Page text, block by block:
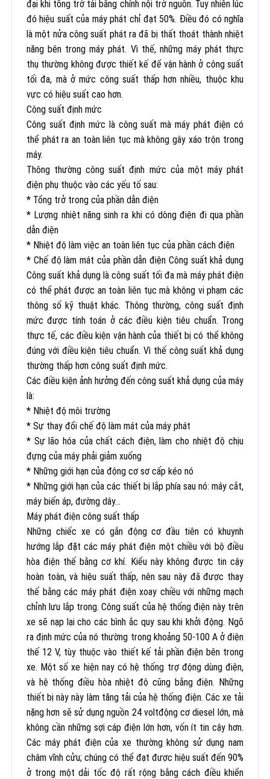
đại khi tổng trở tải bằng chính nội trở nguồn. Tuy nhiên lúc
đó hiệu suất của máy phát chỉ đạt 50%. Điều đó có nghĩa
là một nửa công suất phát ra đã bị thất thoát thành nhiệt
năng bên trong máy phát. Vì thế, những máy phát thực
thụ thường không được thiết kế để vận hành ở công suất
tối đa, mà ở mức công suất thấp hơn nhiều, thuộc khu
vực có hiệu suất cao hơn.
Công suất định mức
Công suất định mức là công suất mà máy phát điện có
thể phát ra an toàn liên tục mà không gây xáo trộn trong
máy.
Thông thường công suất định mức của một máy phát
điện phụ thuộc vào các yếu tố sau:
* Tổng trở trong của phần dẫn điện
* Lượng nhiệt năng sinh ra khi có dòng điện đi qua phần
dẫn điện
* Nhiệt độ làm việc an toàn liên tục của phần cách điện
* Chế độ làm mát của phần dẫn điện Công suất khả dụng
Công suất khả dụng là công suất tối đa mà máy phát điện
có thể phát được an toàn liên tục mà không vi phạm các
thông số kỹ thuật khác. Thông thường, công suất định
mức được tính toán ở các điều kiện tiêu chuẩn. Trong
thực tế, các điều kiện vận hành của thiết bị có thể không
đúng với điều kiện tiêu chuẩn. Vì thế công suất khả dụng
thường thấp hơn công suất định mức.
Các điều kiện ảnh hưởng đến công suất khả dụng của máy
là:
* Nhiệt độ môi trường
* Sự thay đổi chế độ làm mát của máy phát
* Sự lão hóa của chất cách điện, làm cho nhiệt độ chịu
đựng của máy phải giảm xuống
* Những giới hạn của động cơ sơ cấp kéo nó
* Những giới hạn của các thiết bị lắp phía sau nó: máy cắt,
máy biến áp, đường dây…
Máy phát điện công suất thấp
Những chiếc xe có gắn động cơ đầu tiên có khuynh
hướng lắp đặt các máy phát điện một chiều với bộ điều
hòa điện thế bằng cơ khí. Kiểu này không được tin cậy
hoàn toàn, và hiệu suất thấp, nên sau này đã được thay
thế bằng các máy phát điện xoay chiều với những mạch
chỉnh lưu lắp trong. Công suất của hệ thống điện này trên
xe sẽ nạp lại cho các bình ắc quy sau khi khởi động. Ngõ
ra định mức của nó thường trong khoảng 50-100 A ở điện
thế 12 V, tùy thuộc vào thiết kế tải phần điện bên trong
xe. Một số xe hiện nay có hệ thống trợ động dùng điện,
và hệ thống điều hòa nhiệt độ cũng bằng điện. Những
thiết bị này này làm tăng tải của hệ thống điện. Các xe tải
nặng hơn sẽ sử dụng nguồn 24 voltđộng cơ diesel lớn, mà
không cần những sợi cáp điện lớn hơn, vốn ít tin cậy hơn.
Các máy phát điện của xe thường không sử dụng nam
châm vĩnh cửu; chúng có thể đạt được hiệu suất đến 90%
ở trong một dải tốc độ rất rộng bằng cách điều khiển